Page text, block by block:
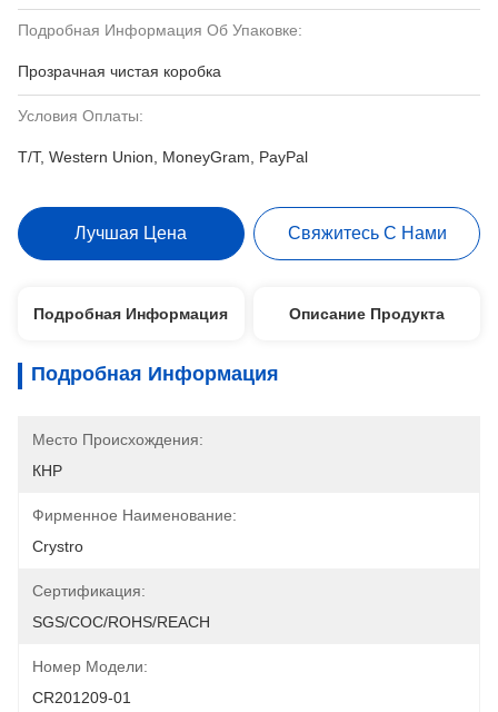
Подробная Информация Об Упаковке:
Прозрачная чистая коробка
Условия Оплаты:
T/T, Western Union, MoneyGram, PayPal
Лучшая Цена Свяжитесь С Нами
Подробная Информация Описание Продукта
Подробная Информация
Место Происхождения:
КНР
Фирменное Наименование:
Crystro
Сертификация:
SGS/COC/ROHS/REACH
Номер Модели:
CR201209-01